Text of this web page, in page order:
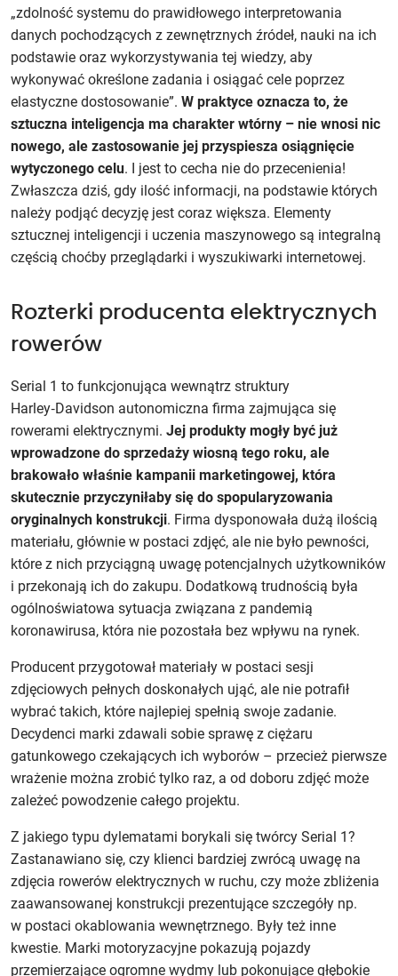
„zdolność systemu do prawidłowego interpretowania
danych pochodzących z zewnętrznych źródeł, nauki na ich
podstawie oraz wykorzystywania tej wiedzy, aby
wykonywać określone zadania i osiągać cele poprzez
elastyczne dostosowanie”. W praktyce oznacza to, że
sztuczna inteligencja ma charakter wtórny – nie wnosi nic
nowego, ale zastosowanie jej przyspiesza osiągnięcie
wytyczonego celu. I jest to cecha nie do przecenienia!
Zwłaszcza dziś, gdy ilość informacji, na podstawie których
należy podjąć decyzję jest coraz większa. Elementy
sztucznej inteligencji i uczenia maszynowego są integralną
częścią choćby przeglądarki i wyszukiwarki internetowej.
Rozterki producenta elektrycznych
rowerów
Serial 1 to funkcjonująca wewnątrz struktury
Harley‑Davidson autonomiczna firma zajmująca się
rowerami elektrycznymi. Jej produkty mogły być już
wprowadzone do sprzedaży wiosną tego roku, ale
brakowało właśnie kampanii marketingowej, która
skutecznie przyczyniłaby się do spopularyzowania
oryginalnych konstrukcji. Firma dysponowała dużą ilością
materiału, głównie w postaci zdjęć, ale nie było pewności,
które z nich przyciągną uwagę potencjalnych użytkowników
i przekonają ich do zakupu. Dodatkową trudnością była
ogólnoświatowa sytuacja związana z pandemią
koronawirusa, która nie pozostała bez wpływu na rynek.
Producent przygotował materiały w postaci sesji
zdjęciowych pełnych doskonałych ująć, ale nie potrafił
wybrać takich, które najlepiej spełnią swoje zadanie.
Decydenci marki zdawali sobie sprawę z ciężaru
gatunkowego czekających ich wyborów – przecież pierwsze
wrażenie można zrobić tylko raz, a od doboru zdjęć może
zależeć powodzenie całego projektu.
Z jakiego typu dylematami borykali się twórcy Serial 1?
Zastanawiano się, czy klienci bardziej zwrócą uwagę na
zdjęcia rowerów elektrycznych w ruchu, czy może zbliżenia
zaawansowanej konstrukcji prezentujące szczegóły np.
w postaci okablowania wewnętrznego. Były też inne
kwestie. Marki motoryzacyjne pokazują pojazdy
przemierzające ogromne wydmy lub pokonujące głębokie